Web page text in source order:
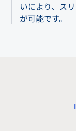
いにより、ス
が可能です。